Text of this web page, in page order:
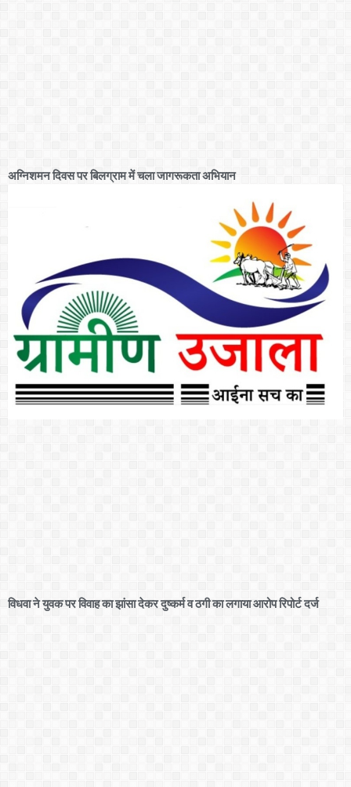
अग्निशमन दिवस पर बिलग्राम में चला जागरूकता अभियान
विधवा ने युवक पर विवाह का झांसा देकर दुष्कर्म व ठगी का लगाया आरोप रिपोर्ट दर्ज